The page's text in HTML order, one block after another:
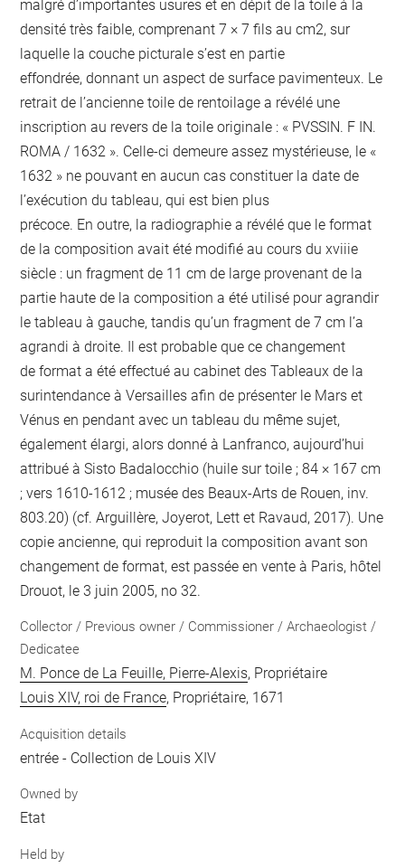
malgré d’importantes usures et en dépit de la toile à la
densité très faible, comprenant 7 × 7 fils au cm2, sur
laquelle la couche picturale s’est en partie
effondrée, donnant un aspect de surface pavimenteux. Le
retrait de l’ancienne toile de rentoilage a révélé une
inscription au revers de la toile originale : « PVSSIN. F IN.
ROMA / 1632 ». Celle-ci demeure assez mystérieuse, le «
1632 » ne pouvant en aucun cas constituer la date de
l’exécution du tableau, qui est bien plus
précoce. En outre, la radiographie a révélé que le format
de la composition avait été modifié au cours du xviiie
siècle : un fragment de 11 cm de large provenant de la
partie haute de la composition a été utilisé pour agrandir
le tableau à gauche, tandis qu’un fragment de 7 cm l’a
agrandi à droite. Il est probable que ce changement
de format a été effectué au cabinet des Tableaux de la
surintendance à Versailles afin de présenter le Mars et
Vénus en pendant avec un tableau du même sujet,
également élargi, alors donné à Lanfranco, aujourd’hui
attribué à Sisto Badalocchio (huile sur toile ; 84 × 167 cm
; vers 1610-1612 ; musée des Beaux-Arts de Rouen, inv.
803.20) (cf. Arguillère, Joyerot, Lett et Ravaud, 2017). Une
copie ancienne, qui reproduit la composition avant son
changement de format, est passée en vente à Paris, hôtel
Drouot, le 3 juin 2005, no 32.
Collector / Previous owner / Commissioner / Archaeologist /
Dedicatee
M. Ponce de La Feuille, Pierre-Alexis, Propriétaire
Louis XIV, roi de France, Propriétaire, 1671
Acquisition details
entrée - Collection de Louis XIV
Owned by
Etat
Held by